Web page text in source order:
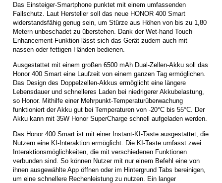
Das Einsteiger-Smartphone punktet mit einem umfassenden
Fallschutz. Laut Hersteller soll das neue HONOR 400 Smart
widerstandsfähig genug sein, um Stürze aus Höhen von bis zu 1,80
Metern unbeschadet zu überstehen. Dank der Wet-hand Touch
Enhancement-Funktion lässt sich das Gerät zudem auch mit
nassen oder fettigen Händen bedienen.
Ausgestattet mit einem großen 6500 mAh Dual-Zellen-Akku soll das
Honor 400 Smart eine Laufzeit von einem ganzen Tag ermöglichen.
Das Design des Doppelzellen-Akkus ermöglicht eine längere
Lebensdauer und schnelleres Laden bei niedrigerer Akkubelastung,
so Honor. Mithilfe einer Mehrpunkt-Temperaturüberwachung
funktioniert der Akku gut bei Temperaturen von -20°C bis 55°C. Der
Akku kann mit 35W Honor SuperCharge schnell aufgeladen werden.
Das Honor 400 Smart ist mit einer Instant-KI-Taste ausgestattet, die
Nutzern eine KI-Interaktion ermöglicht. Die KI-Taste umfasst zwei
Interaktionsmöglichkeiten, die mit verschiedenen Funktionen
verbunden sind. So können Nutzer mit nur einem Befehl eine von
ihnen ausgewählte App öffnen oder im Hintergrund Tabs bereinigen,
um eine schnellere Rechenleistung zu nutzen. Ein langer